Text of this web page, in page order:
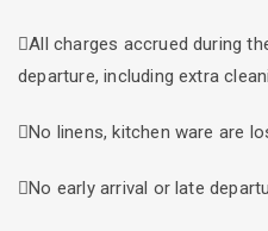
All charges accrued during
departure, including extra
No linens, kitchen ware are
No early arrival or late